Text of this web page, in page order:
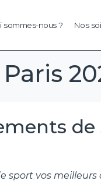
sommes-nous ? Nos
Paris
sport vos